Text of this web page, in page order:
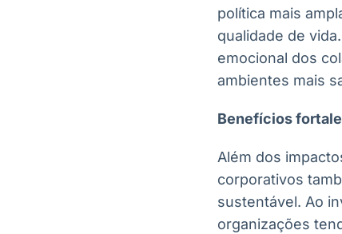
política mais
qualidade de
emocional dos
ambientes mais
Benefícios
Além dos
corporativos
sustentável. Ao
organizações